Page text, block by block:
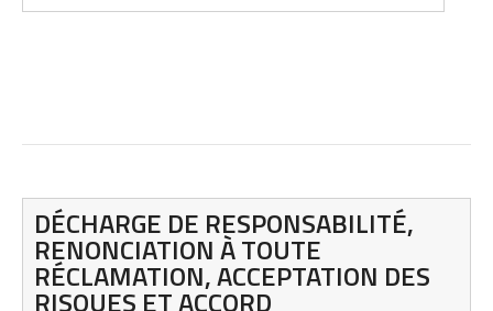
DÉCHARGE DE RESPONSABILITÉ,
RENONCIATION À TOUTE
RÉCLAMATION, ACCEPTATION DES
RISQUES ET ACCORD